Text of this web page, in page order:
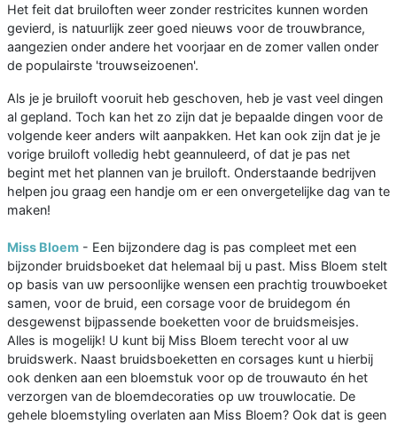
Het feit dat bruiloften weer zonder restricites kunnen worden
gevierd, is natuurlijk zeer goed nieuws voor de trouwbrance,
aangezien onder andere het voorjaar en de zomer vallen onder
de populairste 'trouwseizoenen'.
Als je je bruiloft vooruit heb geschoven, heb je vast veel dingen
al gepland. Toch kan het zo zijn dat je bepaalde dingen voor de
volgende keer anders wilt aanpakken. Het kan ook zijn dat je je
vorige bruiloft volledig hebt geannuleerd, of dat je pas net
begint met het plannen van je bruiloft. Onderstaande bedrijven
helpen jou graag een handje om er een onvergetelijke dag van te
maken!
Miss Bloem - Een bijzondere dag is pas compleet met een
bijzonder bruidsboeket dat helemaal bij u past. Miss Bloem stelt
op basis van uw persoonlijke wensen een prachtig trouwboeket
samen, voor de bruid, een corsage voor de bruidegom én
desgewenst bijpassende boeketten voor de bruidsmeisjes.
Alles is mogelijk! U kunt bij Miss Bloem terecht voor al uw
bruidswerk. Naast bruidsboeketten en corsages kunt u hierbij
ook denken aan een bloemstuk voor op de trouwauto én het
verzorgen van de bloemdecoraties op uw trouwlocatie. De
gehele bloemstyling overlaten aan Miss Bloem? Ook dat is geen